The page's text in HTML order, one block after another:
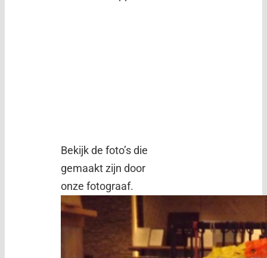
Bekijk de foto’s die
gemaakt zijn door
onze fotograaf.